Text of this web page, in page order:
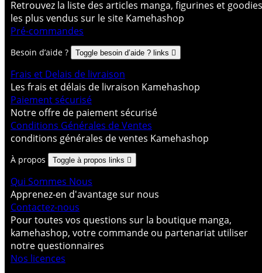
Retrouvez la liste des articles manga, figurines et goodies
les plus vendus sur le site Kamehashop
Pré-commandes
Besoin d’aide ? Toggle besoin d’aide ? links 
Frais et Delais de livraison
Les frais et délais de livraison Kamehashop
Paiement sécurisé
Notre offre de paiement sécurisé
Conditions Générales de Ventes
conditions générales de ventes Kamehashop
À propos Toggle à propos links 
Qui Sommes Nous
Apprenez-en d'avantage sur nous
Contactez-nous
Pour toutes vos questions sur la boutique manga,
kamehashop, votre commande ou partenariat utiliser
notre questionnaires
Nos licences